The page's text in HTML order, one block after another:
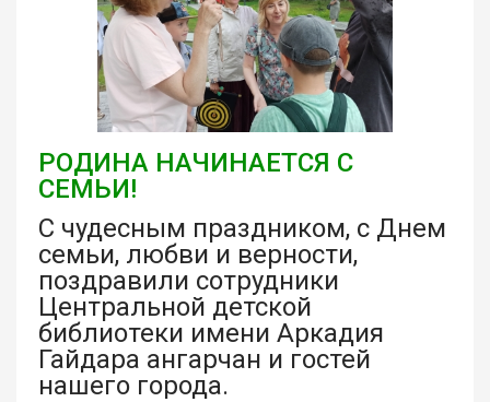
РОДИНА НАЧИНАЕТСЯ С
СЕМЬИ!
С чудесным праздником, с Днем
семьи, любви и верности,
поздравили сотрудники
Центральной детской
библиотеки имени Аркадия
Гайдара ангарчан и гостей
нашего города.